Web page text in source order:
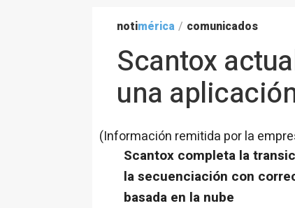
notimérica / comunicados
Scantox
una
(Información remitida por la
Scantox completa la
la secuenciación con
basada en la nube